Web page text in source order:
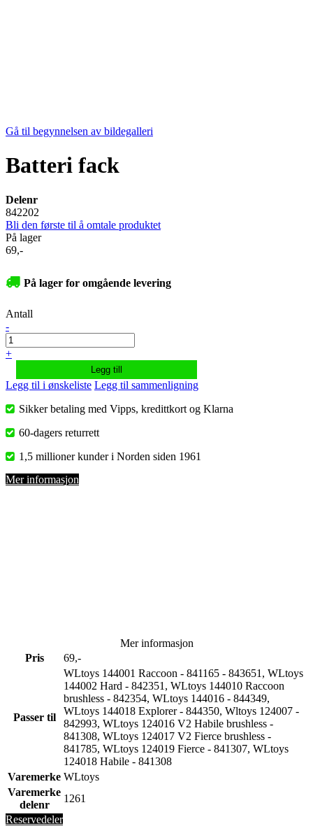
Gå til begynnelsen av bildegalleri
Batteri fack
Delenr
842202
Bli den første til å omtale produktet
På lager
69,-
På lager for omgående levering
Antall
-
+
Legg till
Legg til i ønskeliste Legg til sammenligning
Sikker betaling med Vipps, kredittkort og Klarna
60-dagers returrett
1,5 millioner kunder i Norden siden 1961
Mer informasjon
Mer informasjon
Pris
69,-
Passer til
WLtoys 144001 Raccoon - 841165 - 843651, WLtoys
144002 Hard - 842351, WLtoys 144010 Raccoon
brushless - 842354, WLtoys 144016 - 844349,
WLtoys 144018 Explorer - 844350, Wltoys 124007 -
842993, WLtoys 124016 V2 Habile brushless -
841308, WLtoys 124017 V2 Fierce brushless -
841785, WLtoys 124019 Fierce - 841307, WLtoys
124018 Habile - 841308
Varemerke WLtoys
Varemerke
delenr
1261
Reservedeler